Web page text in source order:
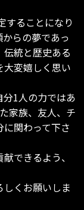
することになり
らの夢であっ
統と歴史ある
変嬉しく思い
1人の力ではあ
家族、友人、チ
関わって下さ
できるよう、
くお願いしま